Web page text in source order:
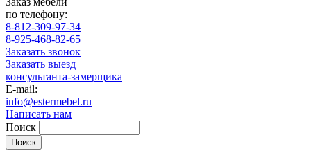
по телефону:
8-812-309-97-34
8-925-468-82-65
Заказать звонок
Заказать выезд
консультанта-замерщика
E-mail:
info@estermebel.ru
Написать нам
Поиск